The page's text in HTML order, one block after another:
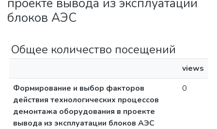
блоков АЭС
Общее количество посещений
views
Формирование и выбор факторов
действия технологических процессов
демонтажа оборудования в проекте
вывода из эксплуатации блоков АЭС
0